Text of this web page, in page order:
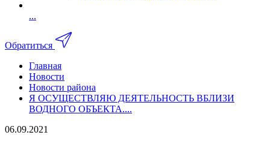
...
Обратиться
Главная
Новости
Новости района
Я ОСУЩЕСТВЛЯЮ ДЕЯТЕЛЬНОСТЬ ВБЛИЗИ
ВОДНОГО ОБЪЕКТА....
06.09.2021